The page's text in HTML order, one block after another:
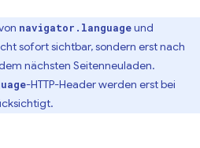
navigator.languageund
sofort sichtbar, sondern erst nach
nächsten Seitenneuladen.
-HTTP-Header werden erst bei